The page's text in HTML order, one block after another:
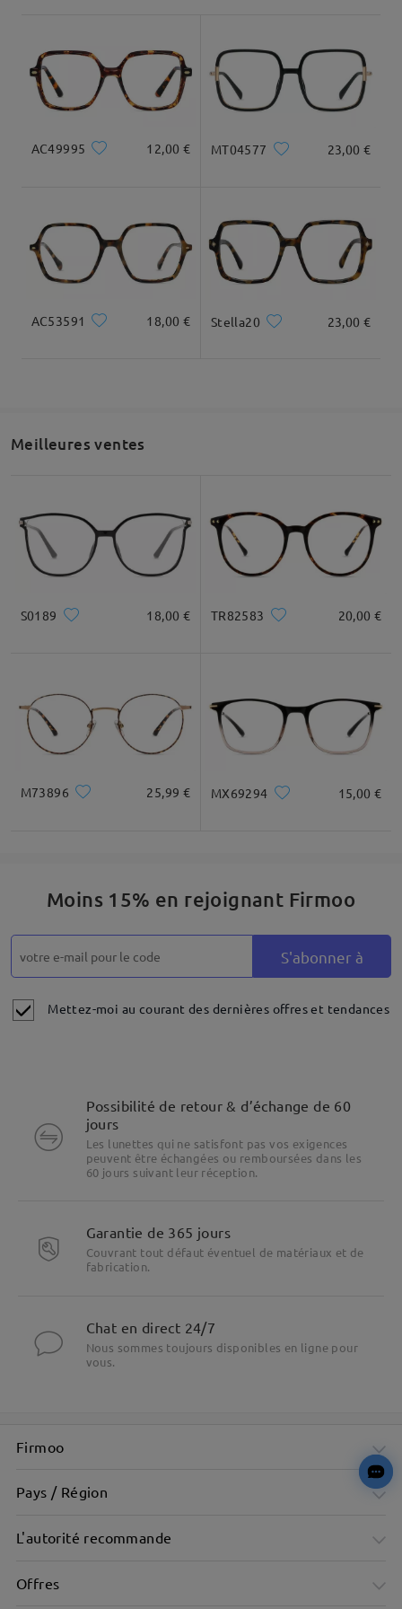
Question:
Muito bom adoro
Poser une question
Livré
AC49995 12,00 € MT04577 23,00 €
AC53591 18,00 € Stella20 23,00 €
Meilleures ventes
S0189 18,00 € TR82583 20,00 €
M73896 25,99 € MX69294 15,00 €
Moins 15% en rejoignant Firmoo
S'abonner à
Mettez-moi au courant des dernières offres et tendances
Possibilité de retour & d’échange de 60
jours
Les lunettes qui ne satisfont pas vos exigences
peuvent être échangées ou remboursées dans les
60 jours suivant leur réception.
Garantie de 365 jours
Couvrant tout défaut éventuel de matériaux et de
fabrication.
Chat en direct 24/7
Nous sommes toujours disponibles en ligne pour
vous.
Firmoo
Pays / Région
L'autorité recommande
Offres